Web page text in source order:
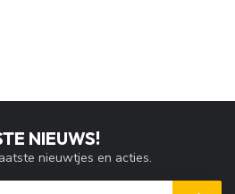
NIEUWS!
nieuwtjes en acties.